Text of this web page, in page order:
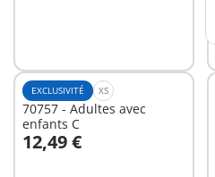
EXCLUSIVITÉ XS
70757 - Adultes avec
enfants C
12,49 €
Au panier